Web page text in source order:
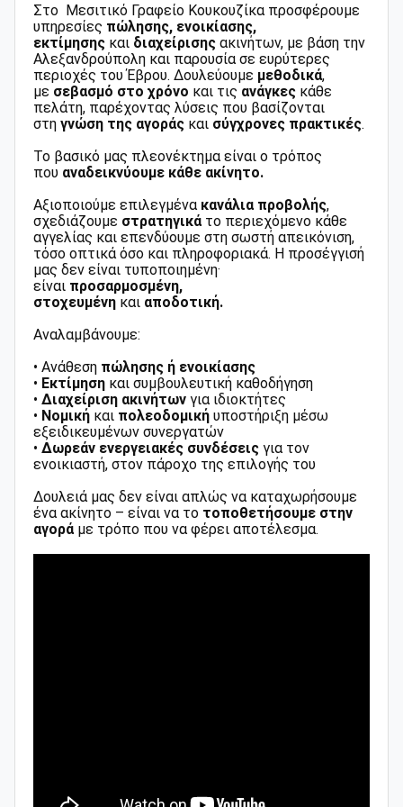
Στο Μεσιτικό Γραφείο Κουκουζίκα προσφέρουμε
υπηρεσίες πώλησης, ενοικίασης,
εκτίμησης και διαχείρισης ακινήτων, με βάση την
Αλεξανδρούπολη και παρουσία σε ευρύτερες
περιοχές του Έβρου. Δουλεύουμε μεθοδικά,
με σεβασμό στο χρόνο και τις ανάγκες κάθε
πελάτη, παρέχοντας λύσεις που βασίζονται
στη γνώση της αγοράς και σύγχρονες πρακτικές.
Το βασικό μας πλεονέκτημα είναι ο τρόπος
που αναδεικνύουμε κάθε ακίνητο.
Αξιοποιούμε επιλεγμένα κανάλια προβολής,
σχεδιάζουμε στρατηγικά το περιεχόμενο κάθε
αγγελίας και επενδύουμε στη σωστή απεικόνιση,
τόσο οπτικά όσο και πληροφοριακά. Η προσέγγισή
μας δεν είναι τυποποιημένη·
είναι προσαρμοσμένη,
στοχευμένη και αποδοτική.
Αναλαμβάνουμε:
• Ανάθεση πώλησης ή ενοικίασης
• Εκτίμηση και συμβουλευτική καθοδήγηση
• Διαχείριση ακινήτων για ιδιοκτήτες
• Νομική και πολεοδομική υποστήριξη μέσω
εξειδικευμένων συνεργατών
• Δωρεάν ενεργειακές συνδέσεις για τον
ενοικιαστή, στον πάροχο της επιλογής του
Δουλειά μας δεν είναι απλώς να καταχωρήσουμε
ένα ακίνητο – είναι να το τοποθετήσουμε στην
αγορά με τρόπο που να φέρει αποτέλεσμα.